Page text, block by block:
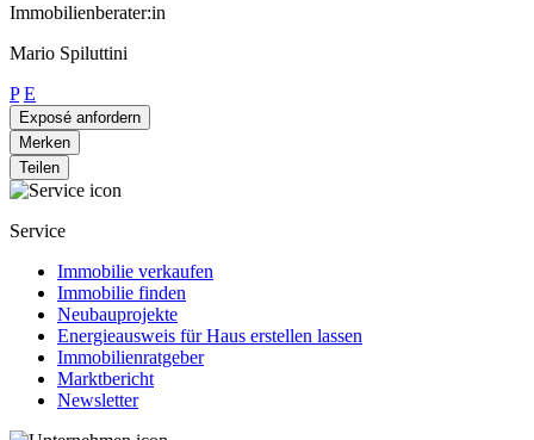
Immobilienberater:in
Mario Spiluttini
P E
Exposé anfordern
Merken
Teilen
Service
Immobilie verkaufen
Immobilie finden
Neubauprojekte
Energieausweis für Haus erstellen lassen
Immobilienratgeber
Marktbericht
Newsletter